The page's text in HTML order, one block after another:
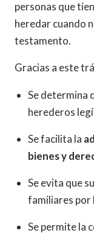
personas que
heredar cuando
testamento.
Gracias a este
Se determina
herederos
Se facilita la
bienes y
Se evita que
familiares por
Se permite la